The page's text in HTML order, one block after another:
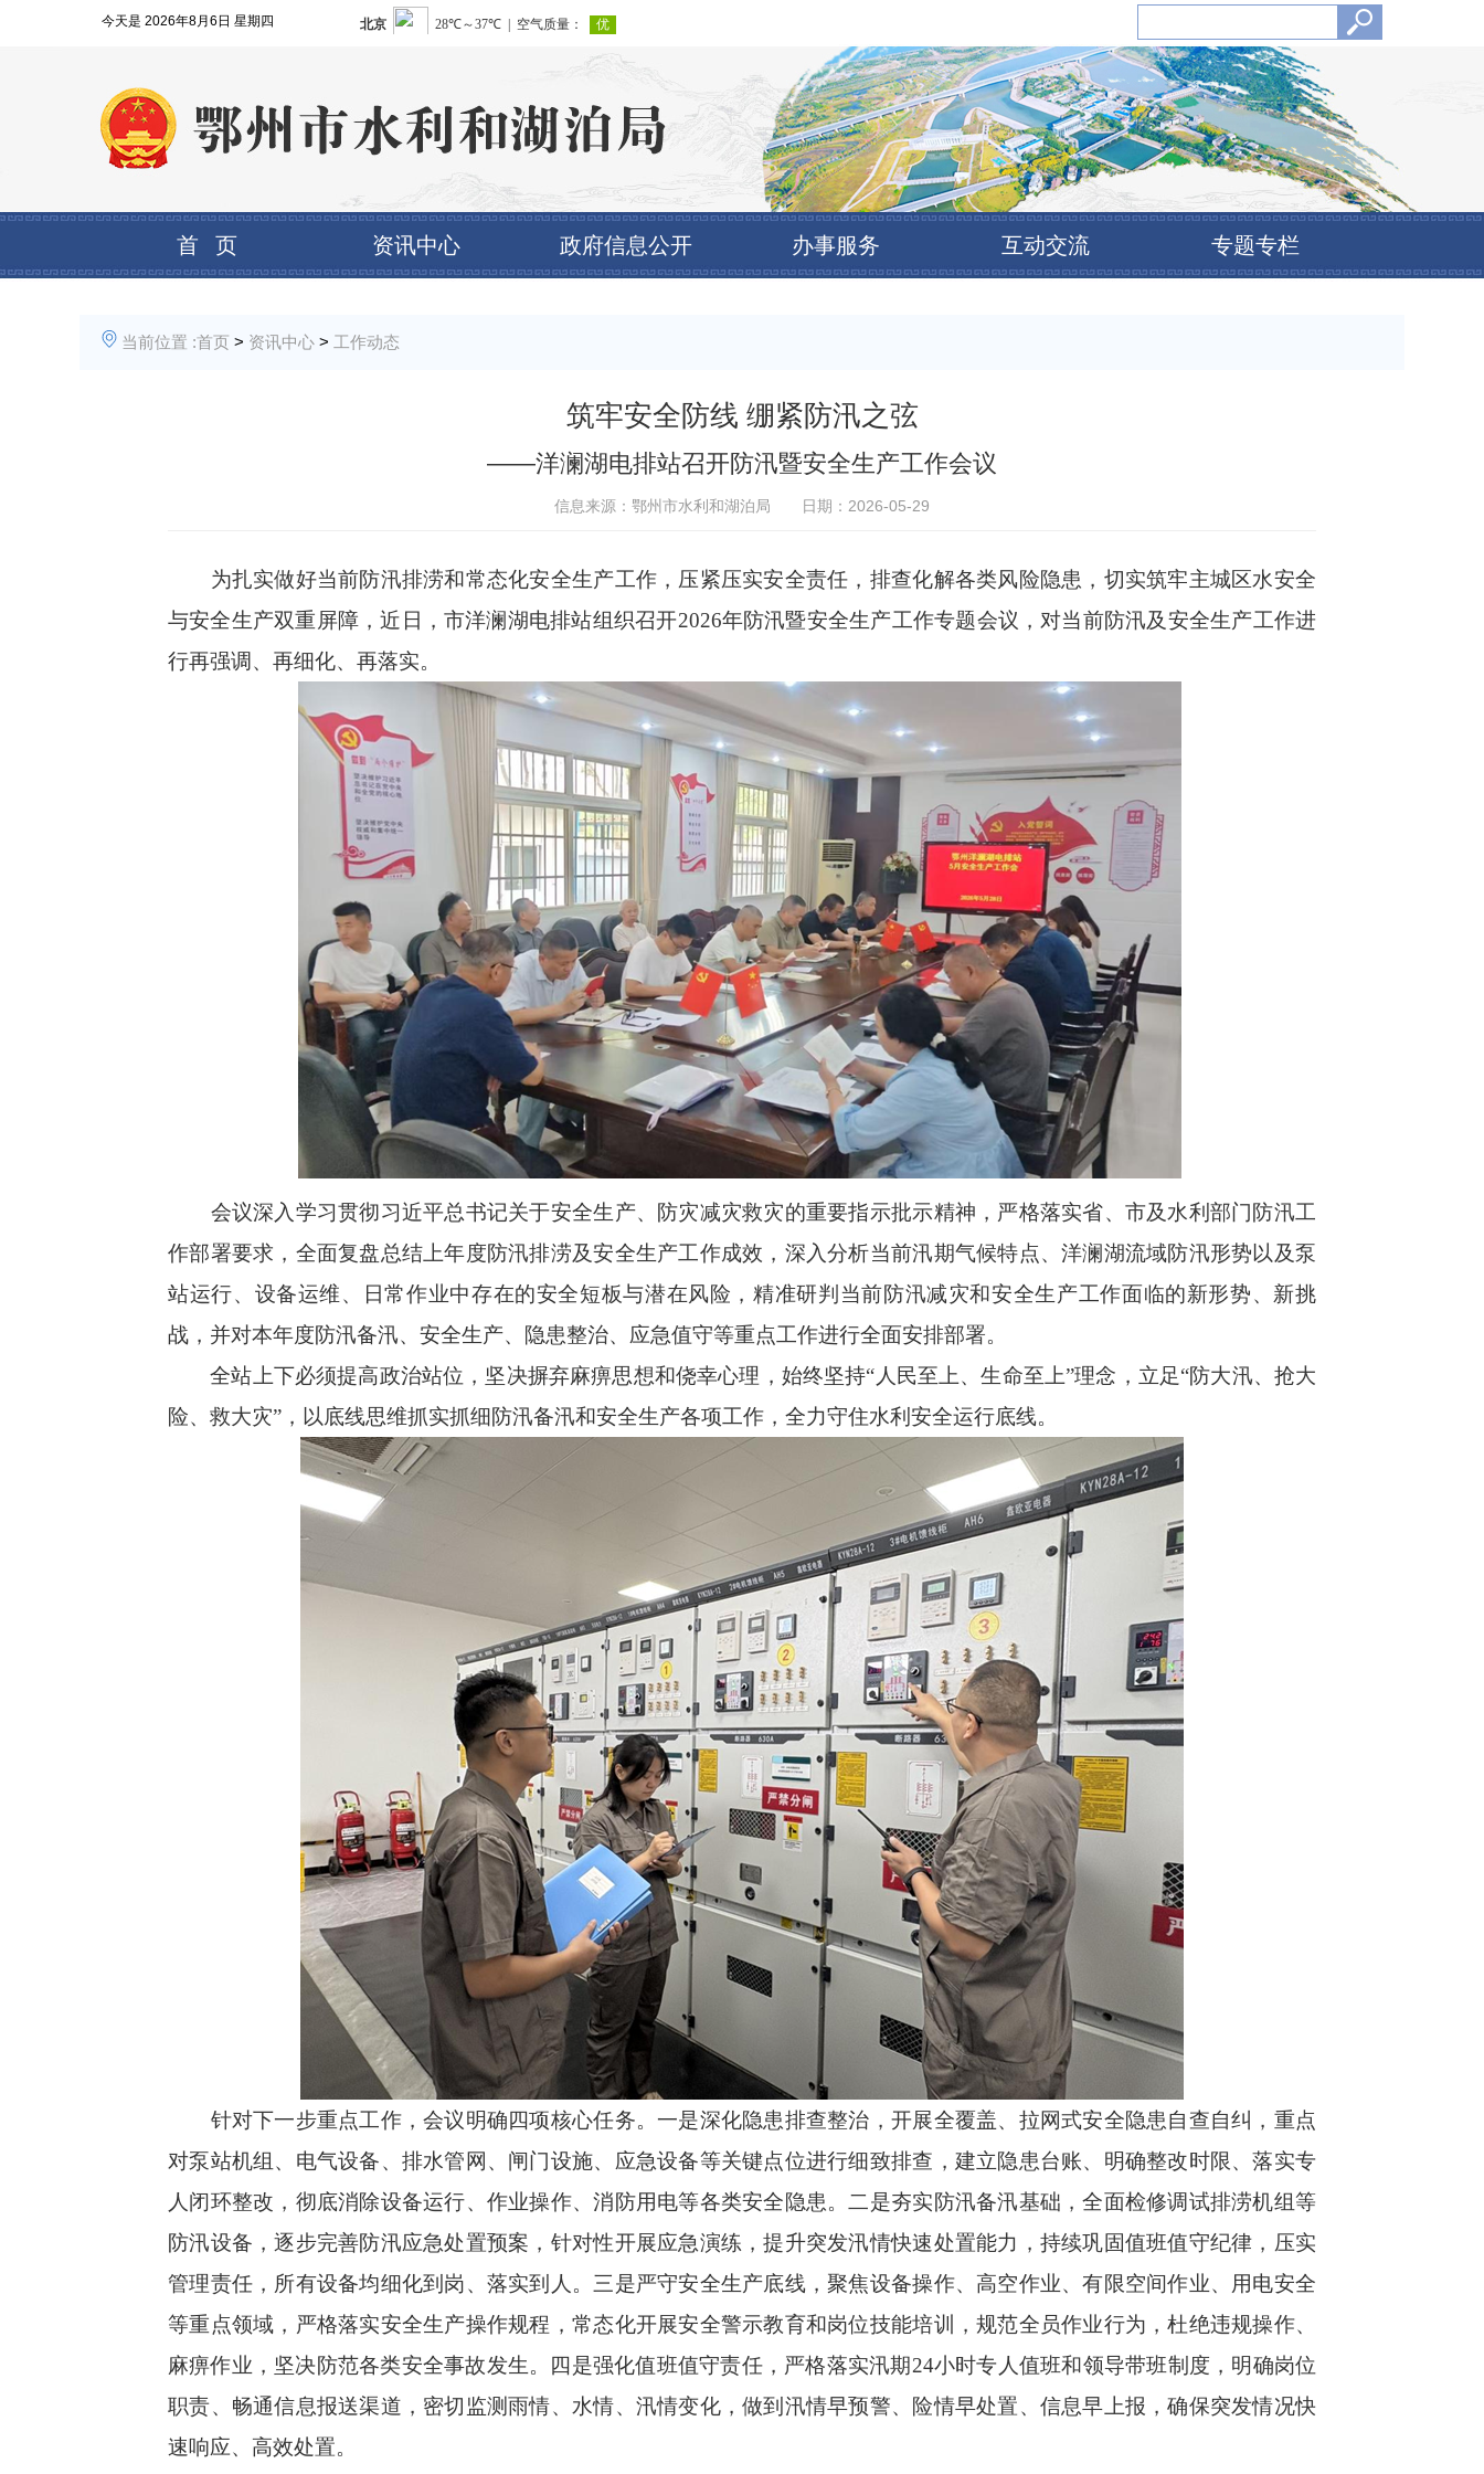
今天是 2026年8月6日 星期四
首 页 资讯中心 政府信息公开 办事服务 互动交流 专题专栏
当前位置 :首页 > 资讯中心 > 工作动态
筑牢安全防线 绷紧防汛之弦
——洋澜湖电排站召开防汛暨安全生产工作会议
信息来源：鄂州市水利和湖泊局 日期：2026-05-29
为扎实做好当前防汛排涝和常态化安全生产工作，压紧压实安全责任，排查化解各类风险隐患，切实筑牢主城区水安全
与安全生产双重屏障，近日，市洋澜湖电排站组织召开2026年防汛暨安全生产工作专题会议，对当前防汛及安全生产工作进
行再强调、再细化、再落实。
会议深入学习贯彻习近平总书记关于安全生产、防灾减灾救灾的重要指示批示精神，严格落实省、市及水利部门防汛工
作部署要求，全面复盘总结上年度防汛排涝及安全生产工作成效，深入分析当前汛期气候特点、洋澜湖流域防汛形势以及泵
站运行、设备运维、日常作业中存在的安全短板与潜在风险，精准研判当前防汛减灾和安全生产工作面临的新形势、新挑
战，并对本年度防汛备汛、安全生产、隐患整治、应急值守等重点工作进行全面安排部署。
全站上下必须提高政治站位，坚决摒弃麻痹思想和侥幸心理，始终坚持“人民至上、生命至上”理念，立足“防大汛、抢大
险、救大灾”，以底线思维抓实抓细防汛备汛和安全生产各项工作，全力守住水利安全运行底线。
针对下一步重点工作，会议明确四项核心任务。一是深化隐患排查整治，开展全覆盖、拉网式安全隐患自查自纠，重点
对泵站机组、电气设备、排水管网、闸门设施、应急设备等关键点位进行细致排查，建立隐患台账、明确整改时限、落实专
人闭环整改，彻底消除设备运行、作业操作、消防用电等各类安全隐患。二是夯实防汛备汛基础，全面检修调试排涝机组等
防汛设备，逐步完善防汛应急处置预案，针对性开展应急演练，提升突发汛情快速处置能力，持续巩固值班值守纪律，压实
管理责任，所有设备均细化到岗、落实到人。三是严守安全生产底线，聚焦设备操作、高空作业、有限空间作业、用电安全
等重点领域，严格落实安全生产操作规程，常态化开展安全警示教育和岗位技能培训，规范全员作业行为，杜绝违规操作、
麻痹作业，坚决防范各类安全事故发生。四是强化值班值守责任，严格落实汛期24小时专人值班和领导带班制度，明确岗位
职责、畅通信息报送渠道，密切监测雨情、水情、汛情变化，做到汛情早预警、险情早处置、信息早上报，确保突发情况快
速响应、高效处置。